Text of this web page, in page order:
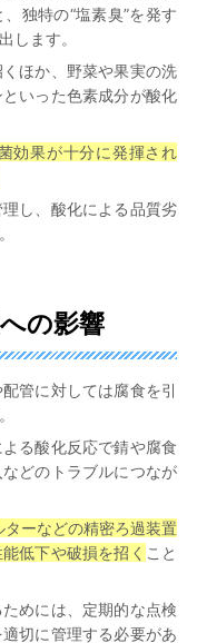
独特の“塩素臭”を発す
します。
ほか、野菜や果実の洗
いった色素成分が酸化
効果が十分に発揮され
し、酸化による品質劣
の影響
管に対しては腐食を引
る酸化反応で錆や腐食
どのトラブルにつなが
ーなどの精密ろ過装置
低下や破損を招く こと
めには、定期的な点検
切に管理する必要があ